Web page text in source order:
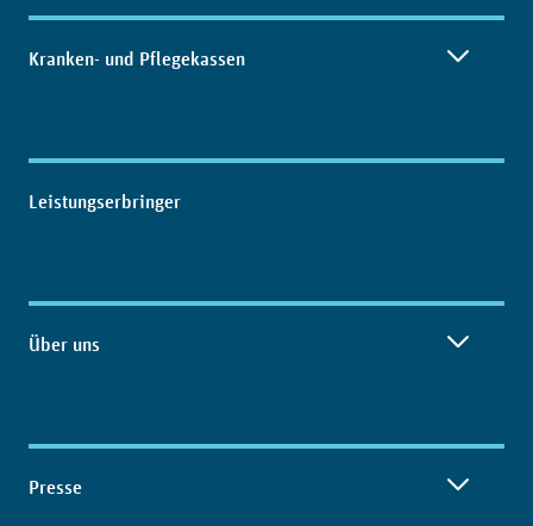
Kranken- und Pflegekassen
Leistungserbringer
Über uns
Presse